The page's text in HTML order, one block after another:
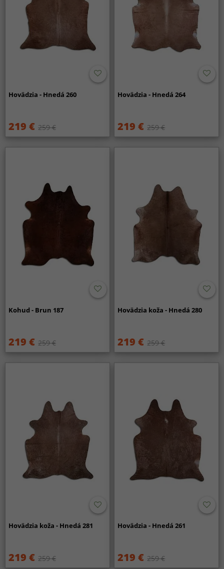
Hovädzia - Hnedá 260
219 € 259 €
Hovädzia - Hnedá 264
219 € 259 €
Kohud - Brun 187
219 € 259 €
Hovädzia koža - Hnedá 280
219 € 259 €
Hovädzia koža - Hnedá 281
219 € 259 €
Hovädzia - Hnedá 261
219 € 259 €